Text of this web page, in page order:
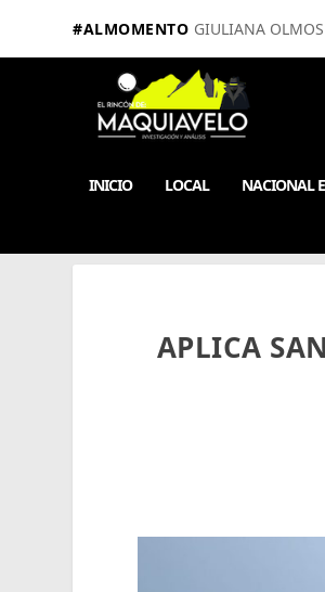
#ALMOMENTO GIULIANA
INICIO LOCAL NACIONAL
APLICA